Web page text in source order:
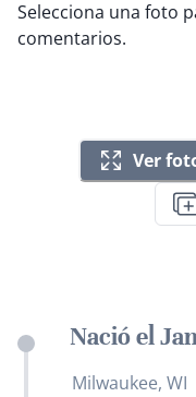
Selecciona una foto
comentarios.
Ver
Nació el
Milwaukee, WI